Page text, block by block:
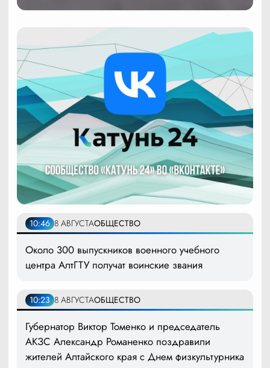
10:46 8 АВГУСТАОБЩЕСТВО
Около 300 выпускников военного учебного
центра АлтГТУ получат воинские звания
10:23 8 АВГУСТАОБЩЕСТВО
Губернатор Виктор Томенко и председатель
АКЗС Александр Романенко поздравили
жителей Алтайского края с Днем физкультурника